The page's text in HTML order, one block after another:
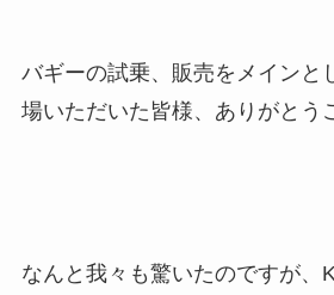
バギーの試乗、販売をメインと
場いただいた皆様、ありがとう
なんと我々も驚いたのですが、